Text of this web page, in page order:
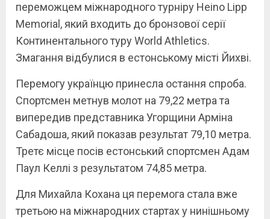
переможцем міжнародного турніру Heino Lipp
Memorial, який входить до бронзової серії
Континентального туру World Athletics.
Змагання відбулися в естонському місті Йихві.
Перемогу українцю принесла остання спроба.
Спортсмен метнув молот на 79,22 метра та
випередив представника Угорщини Арміна
Сабадоша, який показав результат 79,10 метра.
Третє місце посів естонський спортсмен Адам
Паул Келлі з результатом 74,85 метра.
Для Михайла Кохана ця перемога стала вже
третьою на міжнародних стартах у нинішньому